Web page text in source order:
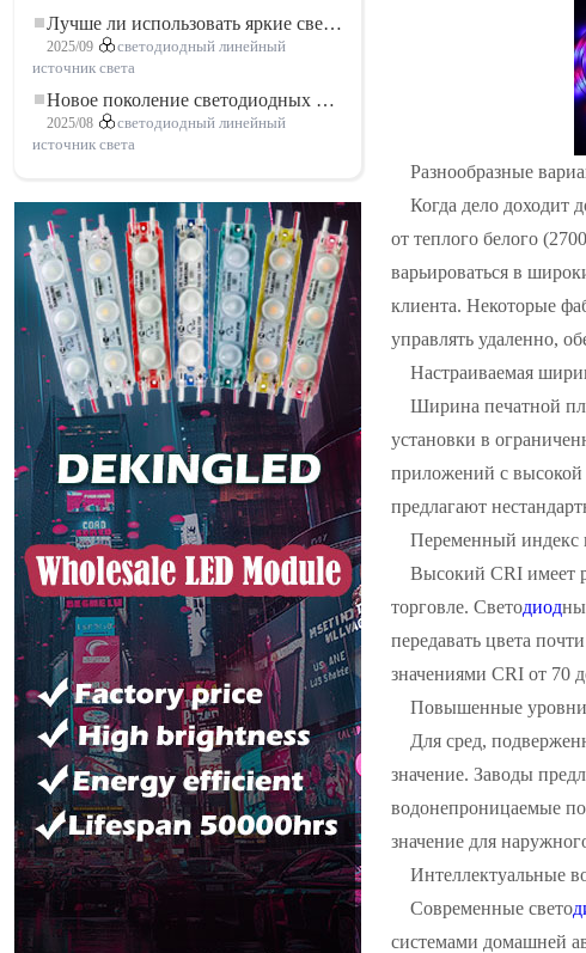
Лучше ли использовать яркие светодиодные лампы?
2025/09
светодиодный линейный
источник света
Новое поколение светодиодных лент: свободная резка для неограниченных возможностей
2025/08
светодиодный линейный
источник света
Разнообразные
Когда дело доходит
от теплого белого
варьироваться в
клиента. Некоторые
управлять удаленно,
Настраиваемая
Ширина печатной
установки в
приложений с
предлагают
Переменный индекс
Высокий CRI имеет
торговле. Светодиод
передавать цвета
значениями CRI от 70
Повышенные
Для сред,
значение. Заводы
водонепроницаемые
значение для
Интеллектуальные
Современные свето
системами домашней